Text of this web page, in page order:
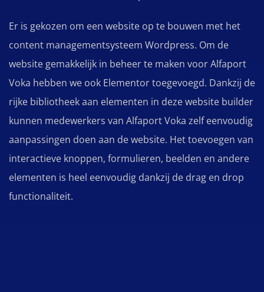
Er is gekozen om een website op te bouwen met het
content managementsysteem Wordpress. Om de
website gemakkelijk in beheer te maken voor Alfaport
Voka hebben we ook Elementor toegevoegd. Dankzij de
rijke bibliotheek aan elementen in deze website builder
kunnen medewerkers van Alfaport Voka zelf eenvoudig
aanpassingen doen aan de website. Het toevoegen van
interactieve knoppen, formulieren, beelden en andere
elementen is heel eenvoudig dankzij de drag en drop
functionaliteit.